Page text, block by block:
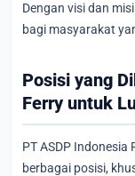
Dengan visi dan
bagi masyarakat
Posisi yang
Ferry untuk
PT ASDP
berbagai posisi,